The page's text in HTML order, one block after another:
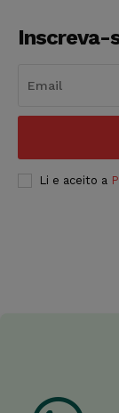
Inscreva-
Li e aceito a